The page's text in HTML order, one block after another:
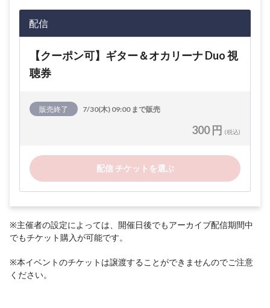
配信
【クーポン可】ギター＆オカリーナ Duo 視
聴券
販売終了 7/30(木) 09:00 まで販売
300 円 (税込)
配信 チケットを選ぶ
※主催者の設定によっては、開催日後でもアーカイブ配信期間中
でもチケット購入が可能です。
※本イベントのチケットは譲渡することができませんのでご注意
ください。